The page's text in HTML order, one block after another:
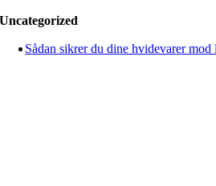
Uncategorized
Sådan sikrer du dine hvidevarer mod